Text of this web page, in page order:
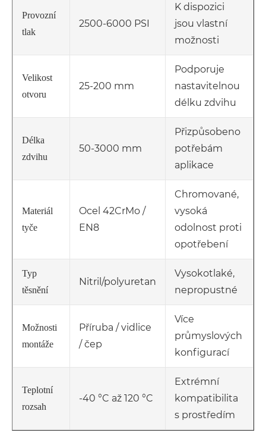
Provozní
tlak
2500-6000 PSI
K dispozici
jsou vlastní
možnosti
Velikost
otvoru
25-200 mm
Podporuje
nastavitelnou
délku zdvihu
Délka
zdvihu
50-3000 mm
Přizpůsobeno
potřebám
aplikace
Materiál
tyče
Ocel 42CrMo /
EN8
Chromované,
vysoká
odolnost proti
opotřebení
Typ
těsnění
Nitril/polyuretan
Vysokotlaké,
nepropustné
Možnosti
montáže
Příruba / vidlice
/ čep
Více
průmyslových
konfigurací
Teplotní
rozsah
-40 °C až 120 °C
Extrémní
kompatibilita
s prostředím